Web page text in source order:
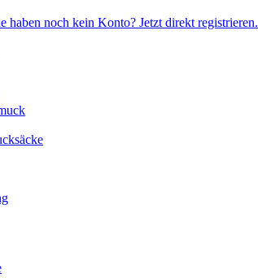
haben noch kein Konto? Jetzt direkt registrieren.